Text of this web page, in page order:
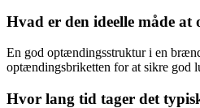
Hvad er den ideelle måde
En god optændingsstruktur i en
optændingsbriketten for at sikre god
Hvor lang tid tager det